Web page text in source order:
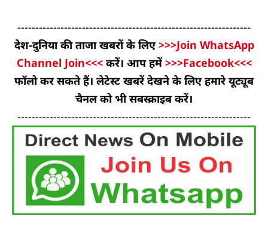
-----------------------------------------------------------------
देश-दुनिया की ताजा खबरों के लिए>>>Join WhatsApp
Channel Join<<< करें। आप हमें>>>Facebook<<<
फॉलो कर सकते हैं। लेटेस्ट खबरें देखने के लिए हमारे यूट्यूब
चैनल को भी सबस्क्राइब करें।
-----------------------------------------------------------------